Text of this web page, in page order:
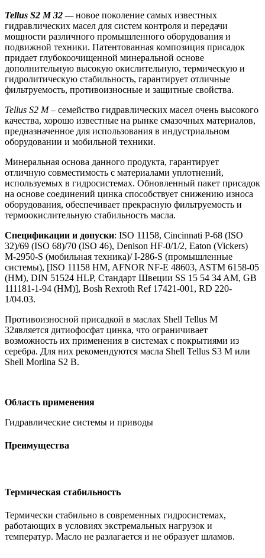
Tellus S2 M 32 —новое поколение самых известных
гидравлических масел для систем контроля и передачи
мощности различного промышленного оборудования и
подвижной техники. Патентованная композиция присадок
придает глубокоочищенной минеральной основе
дополнительную высокую окислительную, термическую и
гидролитическую стабильность, гарантирует отличные
фильтруемость, противоизносные и защитные свойства.
Tellus S2 M– семейство гидравлических масел очень высокого
качества, хорошо известные на рынке смазочных материалов,
предназначенное для использования в индустриальном
оборудовании и мобильной техники.
Минеральная основа данного продукта, гарантирует
отличную совместимость с материалами уплотнений,
используемых в гидросистемах. Обновленный пакет присадок
на основе соединений цинка способствует снижению износа
оборудования, обеспечивает прекрасную фильтруемость и
термоокислительную стабильность масла.
Спецификации и допуски: ISO 11158, Cincinnati P-68 (ISO
32)/69 (ISO 68)/70 (ISO 46), Denison HF-0/1/2, Eaton (Vickers)
M-2950-S (мобильная техника)/ I-286-S (промышленные
системы), [ISO 11158 HM, AFNOR NF-E 48603, ASTM 6158-05
(HM), DIN 51524 HLP, Стандарт Швеции SS 15 54 34 AM, GB
111181-1-94 (HM)], Bosh Rexroth Ref 17421-001, RD 220-
1/04.03.
Противоизносной присадкой в маслах Shell Tellus M
32является дитиофосфат цинка, что ограничивает
возможность их применения в системах с покрытиями из
серебра. Для них рекомендуются масла Shell Tellus S3 M или
Shell Morlina S2 B.
Область применения
Гидравлические системы и приводы
Преимущества
Термическая стабильность
Термически стабильно в современных гидросистемах,
работающих в условиях экстремальных нагрузок и
температур. Масло не разлагается и не образует шламов.